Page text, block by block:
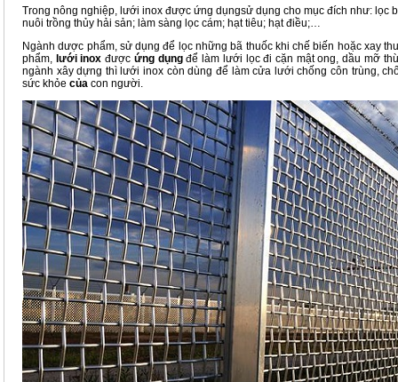
Trong nông nghiệp, lưới inox được ứng dụngsử dụng cho mục đích như: lọc
nuôi trồng thủy hải sản; làm sàng lọc cám; hạt tiêu; hạt điều;…
Ngành dược phẩm, sử dụng để lọc những bã thuốc khi chế biến hoặc xay
phẩm, lưới inoxđược ứng dụngđể làm lưới lọc đi cặn mật ong, dầu mỡ
ngành xây dựng thì lưới inox còn dùng để làm cửa lưới chống côn trùng,
sức khỏe của con người.